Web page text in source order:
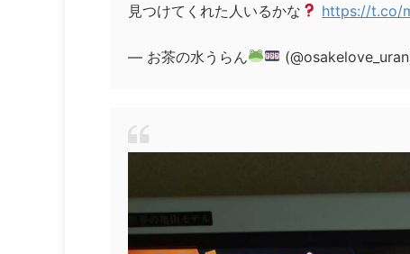
見つけてくれた人いるかな https://t.co/
— お茶の水うらん